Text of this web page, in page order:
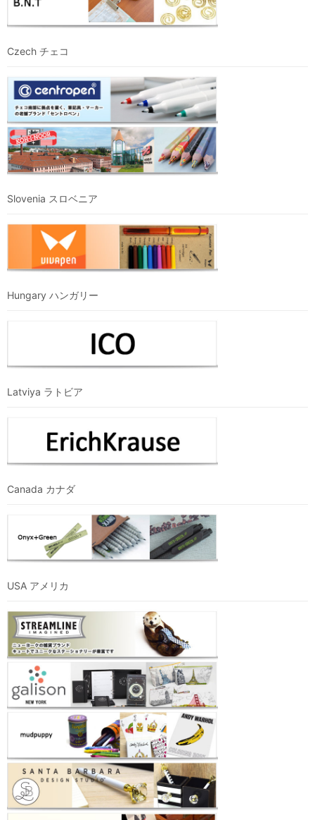
Czech チェコ
Slovenia スロベニア
Hungary ハンガリー
Latviya ラトビア
Canada カナダ
USA アメリカ